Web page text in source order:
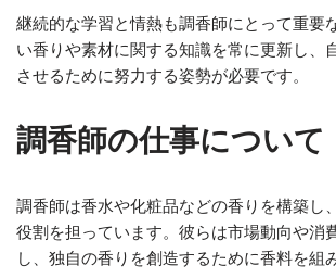
継続的な学習と情熱も調香師にとって重要
い香りや素材に関する知識を常に更新し、
させるために努力する姿勢が必要です。
調香師の仕事について
調香師は香水や化粧品などの香りを構築し
役割を担っています。彼らは市場動向や消
し、独自の香りを創造するために香料を組